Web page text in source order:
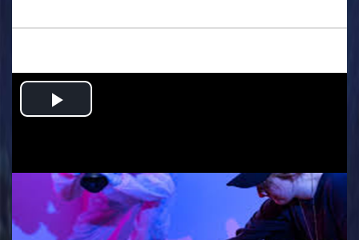
Play